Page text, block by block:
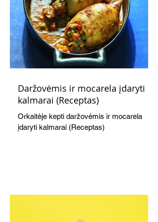
Daržovėmis ir mocarela įdaryti
kalmarai (Receptas)
Orkaitėje kepti daržovėmis ir mocarela
įdaryti kalmarai (Receptas)